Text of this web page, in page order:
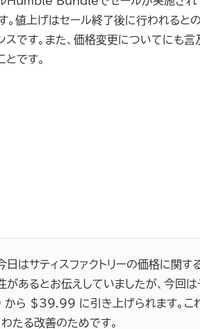
。値上げはセール終了後に行われる
です。また、価格変更についてにも言
です。
日はサティスファクトリーの価格に関
あるとお伝えしていましたが、今回
$39.99 に引き上げられます。これ
たる改善のためです。